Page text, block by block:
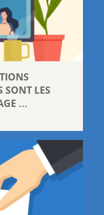
SONT LES
...